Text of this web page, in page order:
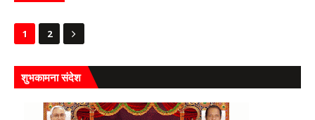
1 2
शुभकामना संदेश